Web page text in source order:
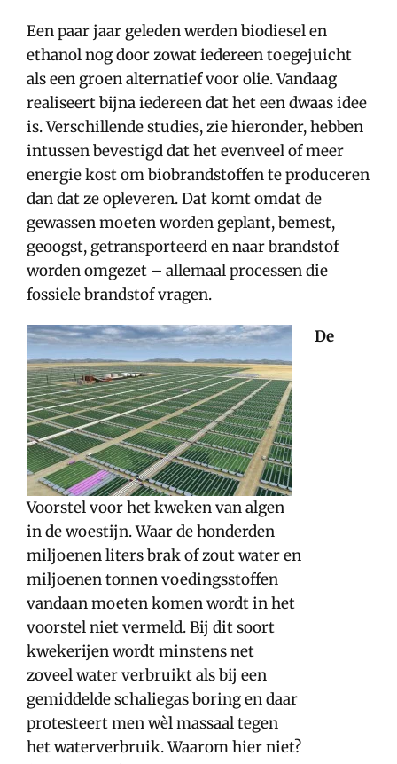
Een paar jaar geleden werden biodiesel en
ethanol nog door zowat iedereen toegejuicht
als een groen alternatief voor olie. Vandaag
realiseert bijna iedereen dat het een dwaas idee
is. Verschillende studies, zie hieronder, hebben
intussen bevestigd dat het evenveel of meer
energie kost om biobrandstoffen te produceren
dan dat ze opleveren. Dat komt omdat de
gewassen moeten worden geplant, bemest,
geoogst, getransporteerd en naar brandstof
worden omgezet – allemaal processen die
fossiele brandstof vragen.
Voorstel voor het kweken van algen
in de woestijn. Waar de honderden
miljoenen liters brak of zout water en
miljoenen tonnen voedingsstoffen
vandaan moeten komen wordt in het
voorstel niet vermeld. Bij dit soort
kwekerijen wordt minstens net
zoveel water verbruikt als bij een
gemiddelde schaliegas boring en daar
protesteert men wèl massaal tegen
het waterverbruik. Waarom hier niet?
De